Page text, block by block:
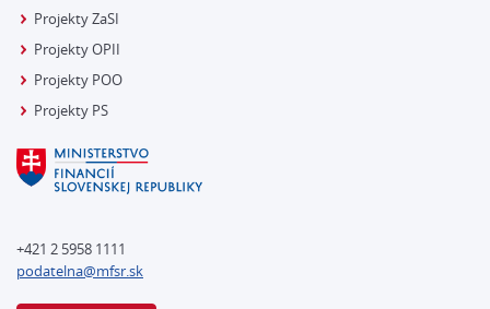
Projekty ZaSI
Projekty OPII
Projekty POO
Projekty PS
+421 2 5958 1111
podatelna@mfsr.sk